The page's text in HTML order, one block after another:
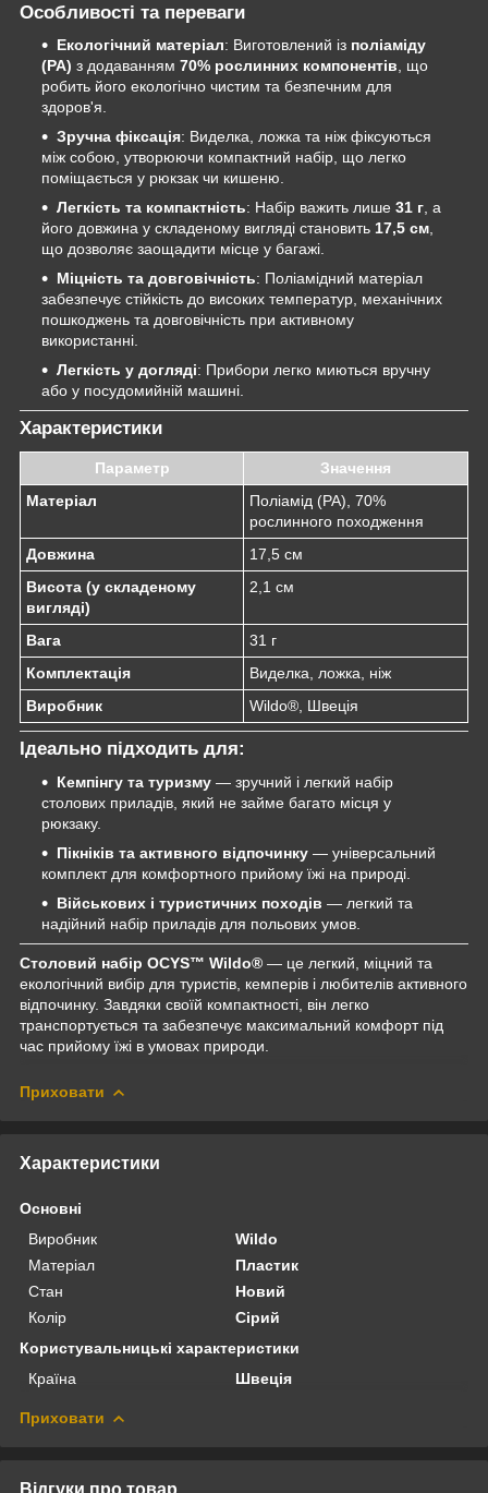
Особливості та переваги
Екологічний матеріал: Виготовлений із поліаміду
(PA) з додаванням 70% рослинних компонентів, що
робить його екологічно чистим та безпечним для
здоров'я.
Зручна фіксація: Виделка, ложка та ніж фіксуються
між собою, утворюючи компактний набір, що легко
поміщається у рюкзак чи кишеню.
Легкість та компактність: Набір важить лише 31 г, а
його довжина у складеному вигляді становить 17,5 см,
що дозволяє заощадити місце у багажі.
Міцність та довговічність: Поліамідний матеріал
забезпечує стійкість до високих температур, механічних
пошкоджень та довговічність при активному
використанні.
Легкість у догляді: Прибори легко миються вручну
або у посудомийній машині.
Характеристики
Параметр
Значення
Матеріал
Поліамід (PA), 70%
рослинного походження
Довжина
17,5 см
Висота (у складеному
вигляді)
2,1 см
Вага
31 г
Комплектація
Виделка, ложка, ніж
Виробник
Wildo®, Швеція
Ідеально підходить для:
Кемпінгу та туризму — зручний і легкий набір
столових приладів, який не займе багато місця у
рюкзаку.
Пікніків та активного відпочинку — універсальний
комплект для комфортного прийому їжі на природі.
Військових і туристичних походів — легкий та
надійний набір приладів для польових умов.
Столовий набір OCYS™ Wildo® — це легкий, міцний та
екологічний вибір для туристів, кемперів і любителів активного
відпочинку. Завдяки своїй компактності, він легко
транспортується та забезпечує максимальний комфорт під
час прийому їжі в умовах природи.
Приховати
Характеристики
Основні
Виробник
Wildo
Матеріал
Пластик
Стан
Новий
Колір
Сірий
Користувальницькі характеристики
Країна
Швеція
Приховати
Відгуки про товар